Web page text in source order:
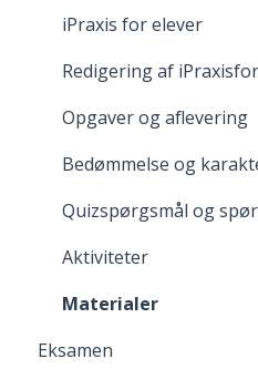
iPraxis for elever
Redigering af
Opgaver og aflevering
Bedømmelse og
Quizspørgsmål og
Aktiviteter
Materialer
Eksamen